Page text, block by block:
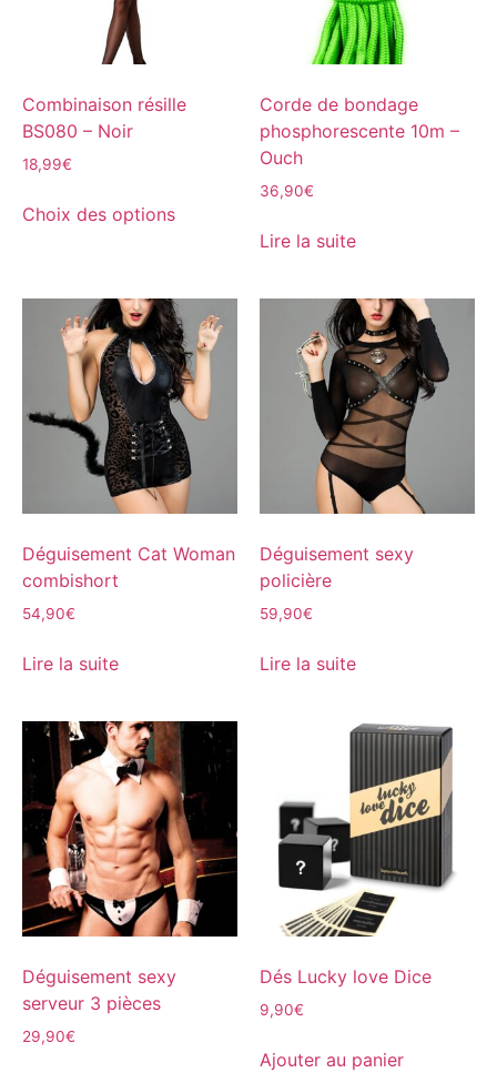
Combinaison résille
BS080 – Noir
18,99€
Choix des options
Corde de bondage
phosphorescente 10m –
Ouch
36,90€
Lire la suite
Déguisement Cat Woman
combishort
54,90€
Lire la suite
Déguisement sexy
policière
59,90€
Lire la suite
Déguisement sexy
serveur 3 pièces
29,90€
Dés Lucky love Dice
9,90€
Ajouter au panier